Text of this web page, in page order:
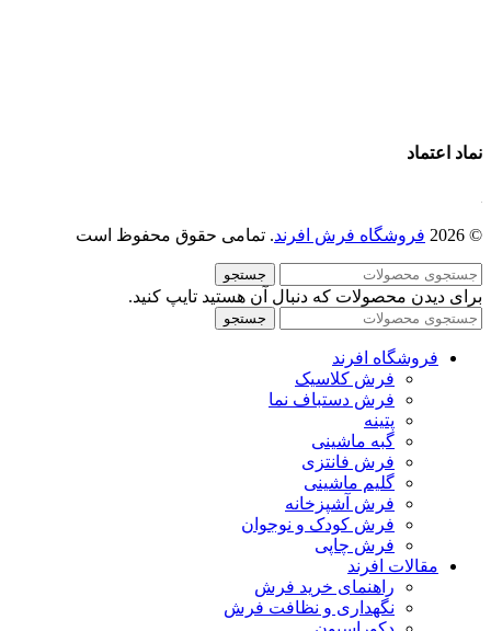
نماد اعتماد
© 2026 فروشگاه فرش افرند. تمامی حقوق محفوظ است
جستجو
برای دیدن محصولات که دنبال آن هستید تایپ کنید.
جستجو
فروشگاه افرند
فرش کلاسیک
فرش دستباف نما
پتینه
گبه ماشینی
فرش فانتزی
گلیم ماشینی
فرش آشپزخانه
فرش کودک و نوجوان
فرش چاپی
مقالات افرند
راهنمای خرید فرش
نگهداری و نظافت فرش